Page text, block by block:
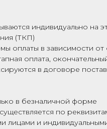
индивидуально на
(ТКП)
оплаты в зависимости от
оплата,
в договоре
в безналичной форме
по
лицами и